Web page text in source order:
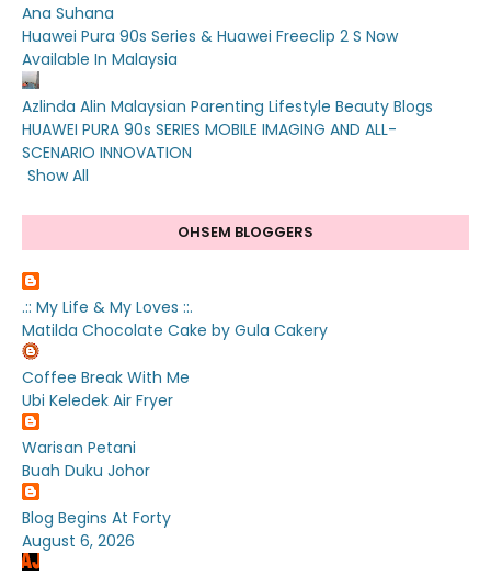
Ana Suhana
Huawei Pura 90s Series & Huawei Freeclip 2 S Now
Available In Malaysia
Azlinda Alin Malaysian Parenting Lifestyle Beauty Blogs
HUAWEI PURA 90s SERIES MOBILE IMAGING AND ALL-
SCENARIO INNOVATION
Show All
OHSEM BLOGGERS
.:: My Life & My Loves ::.
Matilda Chocolate Cake by Gula Cakery
Coffee Break With Me
Ubi Keledek Air Fryer
Warisan Petani
Buah Duku Johor
Blog Begins At Forty
August 6, 2026